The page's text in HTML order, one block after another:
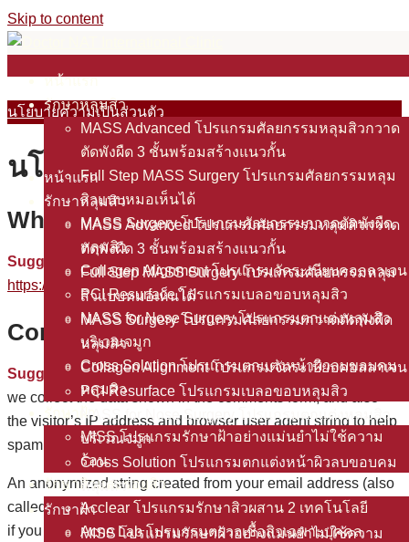
Skip to content
หน้าแรก
รักษาหลุมสิว
MASS Advanced โปรแกรมศัลยกรรมหลุมสิวกวาด
ตัดพังผืด 3 ชั้นพร้อมสร้างแนวกั้น
Full Step MASS Surgery โปรแกรมศัลยกรรมหลุม
สิวแบบหมอเห็นได้
MASS Surgery โปรแกรมศัลยกรรมกวาดตัดพังผืด
หลุมสิว
Collagen Alignment โปรแกรมจัดระเบียบคอลลาเจน
PCI Resurface โปรแกรมเบลอขอบหลุมสิว
NASS for Nose Surgery โปรแกรมตกแต่งหลุมสิว
บริเวณจมูก
Cross Solution โปรแกรมตกแต่งหน้าผิวลบขอบคม
หลุมสิว
รักษาฝ้า
MISS โปรแกรมรักษาฝ้าอย่างแม่นยำไม่ใช้ความ
ร้อน
รักษาสิวและรอยสิว
Acclear โปรแกรมรักษาสิวผสาน 2 เทคโนโลยี
Acne Lab โปรแกรมตรวจเชื้อสิวเฉพาะบุคคล
หน้าแรก
รักษาหลุมสิว
MASS Advanced โปรแกรมศัลยกรรมหลุมสิวกวาด
ตัดพังผืด 3 ชั้นพร้อมสร้างแนวกั้น
Full Step MASS Surgery โปรแกรมศัลยกรรมหลุม
สิวแบบหมอเห็นได้
MASS Surgery โปรแกรมศัลยกรรมกวาดตัดพังผืด
หลุมสิว
Collagen Alignment โปรแกรมจัดระเบียบคอลลาเจน
PCI Resurface โปรแกรมเบลอขอบหลุมสิว
NASS for Nose Surgery โปรแกรมตกแต่งหลุมสิว
บริเวณจมูก
Cross Solution โปรแกรมตกแต่งหน้าผิวลบขอบคม
หลุมสิว
รักษาฝ้า
MISS โปรแกรมรักษาฝ้าอย่างแม่นยำไม่ใช้ความ
Search for:
นโยบายความเป็นส่วนตัว
นโยบายความเป็นส่วนตัว
Who we are
Suggested text:
Our website address is:
https://doctornat.com
Comments
Suggested text:When visitors leave comments on the site
we collect the data shown in the comments form, and also
the visitor’s IP address and browser user agent string to help
spam detection.
An anonymized string created from your email address (also
called a hash) may be provided to the Gravatar service to see
if you are using it. The Gravatar service privacy policy is